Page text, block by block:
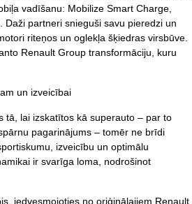
vadīšanu: Mobilize Smart Charge,
Daži partneri snieguši savu pieredzi un
riteņos un oglekļa šķiedras virsbūve.
Renault Group transformāciju, kuru
un izveicībai
tā, lai izskatītos kā superauto – par to
pagarinājums – tomēr ne brīdi
izveicību un optimālu
ir svarīga loma, nodrošinot
iedvesmojoties no oriģinālajiem Renault